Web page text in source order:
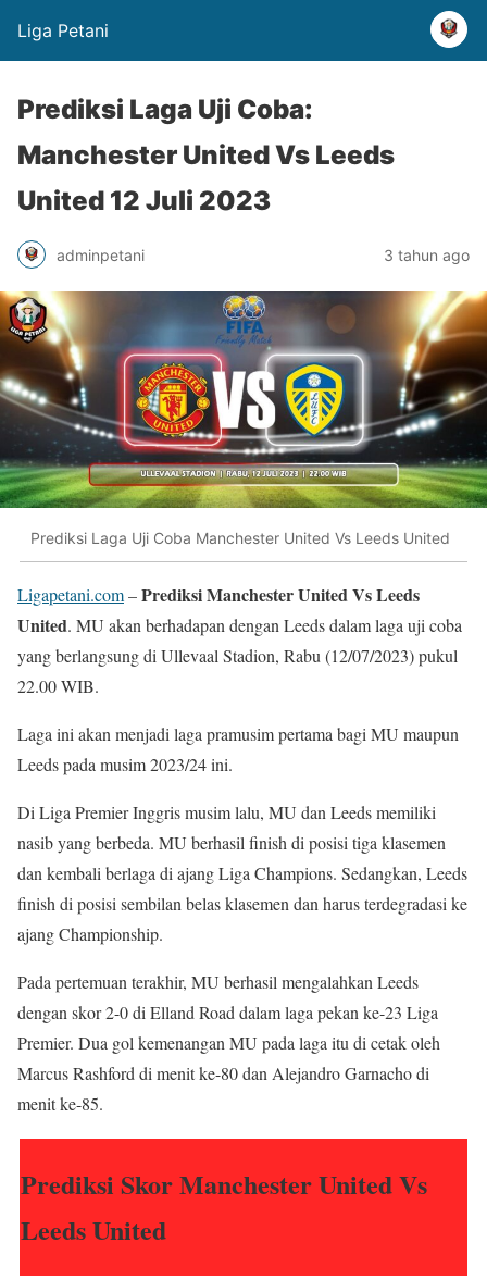
Liga Petani
Prediksi Laga Uji Coba:
Manchester United Vs Leeds
United 12 Juli 2023
adminpetani 3 tahun ago
Prediksi Laga Uji Coba Manchester United Vs Leeds United
Ligapetani.com–Prediksi Manchester United Vs Leeds
United. MU akan berhadapan dengan Leeds dalam laga uji coba
yang berlangsung di Ullevaal Stadion, Rabu (12/07/2023) pukul
22.00 WIB.
Laga ini akan menjadi laga pramusim pertama bagi MU maupun
Leeds pada musim 2023/24 ini.
Di Liga Premier Inggris musim lalu, MU dan Leeds memiliki
nasib yang berbeda. MU berhasil finish di posisi tiga klasemen
dan kembali berlaga di ajang Liga Champions. Sedangkan, Leeds
finish di posisi sembilan belas klasemen dan harus terdegradasi ke
ajang Championship.
Pada pertemuan terakhir, MU berhasil mengalahkan Leeds
dengan skor 2-0 di Elland Road dalam laga pekan ke-23 Liga
Premier. Dua gol kemenangan MU pada laga itu di cetak oleh
Marcus Rashford di menit ke-80 dan Alejandro Garnacho di
menit ke-85.
Prediksi Skor Manchester United Vs
Leeds United